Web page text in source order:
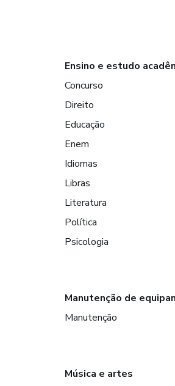
Ensino e estudo
Concurso
Direito
Educação
Enem
Idiomas
Libras
Literatura
Política
Psicologia
Manutenção de
Manutenção
Música e artes